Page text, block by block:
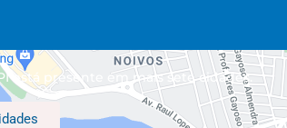
está presente em mais sete cidades.